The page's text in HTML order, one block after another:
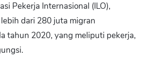
Pekerja Internasional (ILO),
dari 280 juta migran
tahun 2020, yang meliputi pekerja,